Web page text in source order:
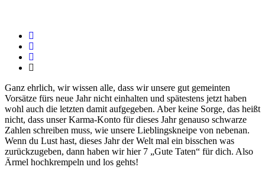
Ganz ehrlich, wir wissen alle, dass wir unsere gut gemeinten
Vorsätze fürs neue Jahr nicht einhalten und spätestens jetzt haben
wohl auch die letzten damit aufgegeben. Aber keine Sorge, das heißt
nicht, dass unser Karma-Konto für dieses Jahr genauso schwarze
Zahlen schreiben muss, wie unsere Lieblingskneipe von nebenan.
Wenn du Lust hast, dieses Jahr der Welt mal ein bisschen was
zurückzugeben, dann haben wir hier 7 „Gute Taten“ für dich. Also
Ärmel hochkrempeln und los gehts!